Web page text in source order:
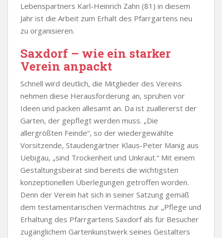
Lebenspartners Karl-Heinrich Zahn (81) in diesem
Jahr ist die Arbeit zum Erhalt des Pfarrgartens neu
zu organisieren.
Saxdorf – wie ein starker
Verein anpackt
Schnell wird deutlich, die Mitglieder des Vereins
nehmen diese Herausforderung an, sprühen vor
Ideen und packen allesamt an. Da ist zuallererst der
Garten, der gepflegt werden muss. „Die
allergrößten Feinde“, so der wiedergewählte
Vorsitzende, Staudengärtner Klaus-Peter Manig aus
Uebigau, „sind Trockenheit und Unkraut.“ Mit einem
Gestaltungsbeirat sind bereits die wichtigsten
konzeptionellen Überlegungen getroffen worden.
Denn der Verein hat sich in seiner Satzung gemäß
dem testamentarischen Vermächtnis zur „Pflege und
Erhaltung des Pfarrgartens Saxdorf als für Besucher
zugänglichem Gartenkunstwerk seines Gestalters